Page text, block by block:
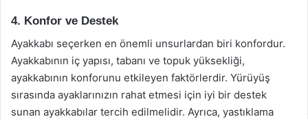
4. Konfor ve Destek
Ayakkabı seçerken en önemli unsurlardan biri konfordur.
Ayakkabının iç yapısı, tabanı ve topuk yüksekliği,
ayakkabının konforunu etkileyen faktörlerdir. Yürüyüş
sırasında ayaklarınızın rahat etmesi için iyi bir destek
sunan ayakkabılar tercih edilmelidir. Ayrıca, yastıklama